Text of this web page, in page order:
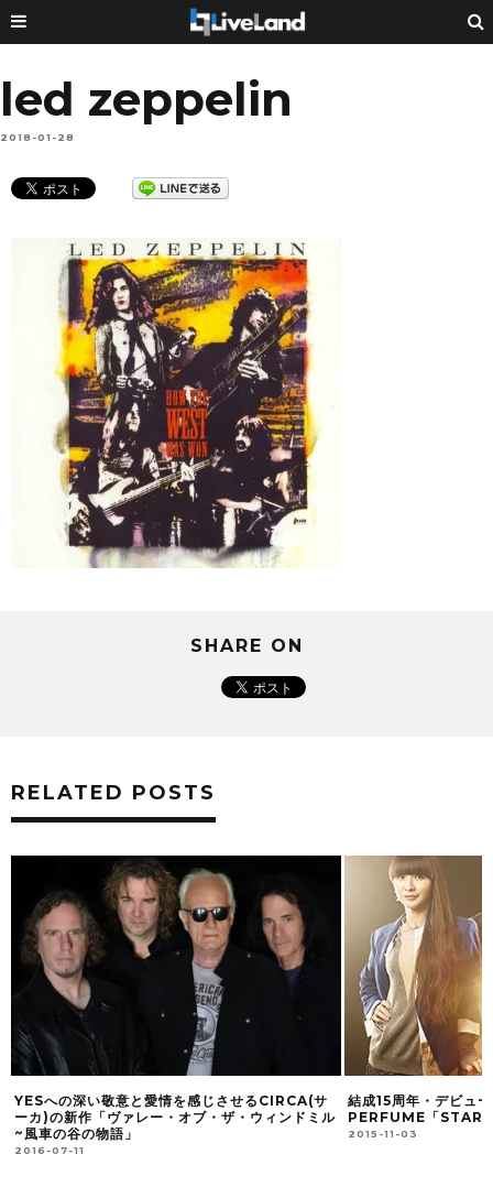
led zeppelin
2018-01-28
SHARE ON
RELATED POSTS
YESへの深い敬意と愛情を感じさせるCIRCA(サ
ーカ)の新作「ヴァレー・オブ・ザ・ウィンドミル
~風車の谷の物語」
2016-07-11
結成15周年・デビュ
PERFUME「STAR
2015-11-03